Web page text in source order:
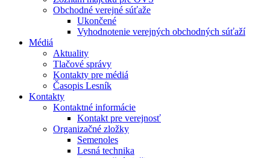
Obchodné verejné súťaže
Ukončené
Vyhodnotenie verejných obchodných súťaží
Médiá
Aktuality
Tlačové správy
Kontakty pre médiá
Časopis Lesník
Kontakty
Kontaktné informácie
Kontakt pre verejnosť
Organizačné zložky
Semenoles
Lesná technika